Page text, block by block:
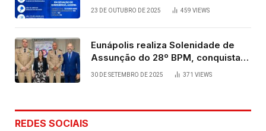
23 DE OUTUBRO DE 2025 459 VIEWS
Eunápolis realiza Solenidade de
Assunção do 28º BPM, conquista
viabilizada por articulação política
30 DE SETEMBRO DE 2025 371 VIEWS
REDES SOCIAIS